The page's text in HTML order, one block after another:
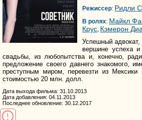
Режиссер: Ридли
В ролях: Майкл
Крус Кэмерон
Успешный адвокат,
вершине успеха и
свадьбы, из любопытства и, конечно,
предложение своего давнего знакомого,
преступным миром, перевезти из
стоимостью 20 млн. долл.
Дата выхода фильма: 31.10.2013
Дата добавления: 04.11.2013
Последнее обновление: 30.12.2017